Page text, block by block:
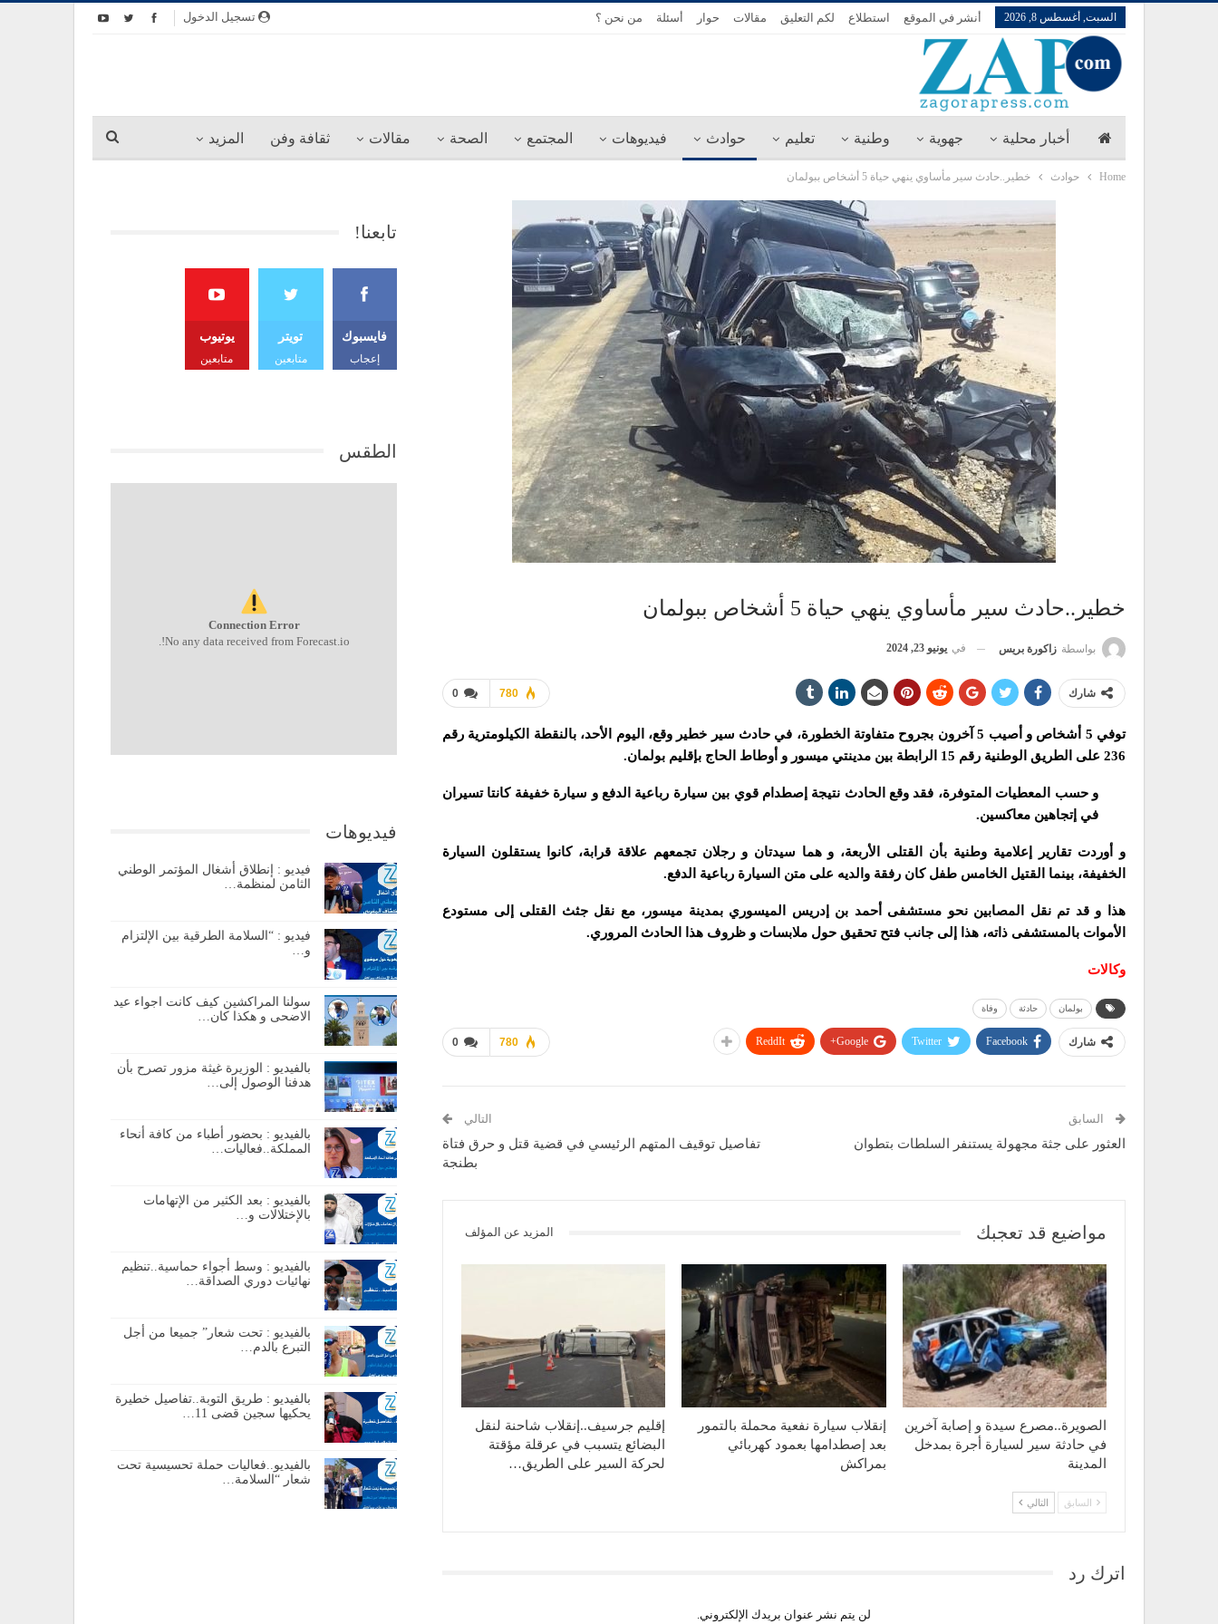
تسجيل الدخول السبت, أغسطس 8, 2026 أنشر في الموقع استطلاع لكم التعليق مقالات حوار أسئلة من نحن ؟
أخبار محلية جهوية وطنية تعليم حوادث فيديوهات المجتمع الصحة مقالات ثقافة وفن المزيد
Home حوادث خطير..حادث سير مأساوي ينهي حياة 5 أشخاص ببولمان
خطير..حادث سير مأساوي ينهي حياة 5 أشخاص ببولمان
بواسطة زاكورة بريس في يونيو 23, 2024
0 780 شارك
توفي 5 أشخاص و أصيب 5 آخرون بجروح متفاوتة الخطورة، في حادث سير خطير وقع، اليوم الأحد، بالنقطة الكيلومترية رقم
236 على الطريق الوطنية رقم 15 الرابطة بين مدينتي ميسور و أوطاط الحاج بإقليم بولمان.
و حسب المعطيات المتوفرة، فقد وقع الحادث نتيجة إصطدام قوي بين سيارة رباعية الدفع و سيارة خفيفة كانتا تسيران
في إتجاهين معاكسين.
و أوردت تقارير إعلامية وطنية بأن القتلى الأربعة، و هما سيدتان و رجلان تجمعهم علاقة قرابة، كانوا يستقلون السيارة
الخفيفة، بينما القتيل الخامس طفل كان رفقة والديه على متن السيارة رباعية الدفع.
هذا و قد تم نقل المصابين نحو مستشفى أحمد بن إدريس الميسوري بمدينة ميسور، مع نقل جثث القتلى إلى مستودع
الأموات بالمستشفى ذاته، هذا إلى جانب فتح تحقيق حول ملابسات و ظروف هذا الحادث المروري.
وكالات
بولمان حادثة وفاة
0 780 شارك Facebook
Twitter
Google+
ReddIt
السابق
العثور على جثة مجهولة يستنفر السلطات بتطوان
التالي
تفاصيل توقيف المتهم الرئيسي في قضية قتل و حرق فتاة
بطنجة
مواضيع قد تعجبك المزيد عن المؤلف
الصويرة..مصرع سيدة و إصابة آخرين
في حادثة سير لسيارة أجرة بمدخل
المدينة
إنقلاب سيارة نفعية محملة بالتمور
بعد إصطدامها بعمود كهربائي
بمراكش
إقليم جرسيف..إنقلاب شاحنة لنقل
البضائع يتسبب في عرقلة مؤقتة
لحركة السير على الطريق…
السابق التالي
اترك رد
لن يتم نشر عنوان بريدك الإلكتروني.
تابعنا!
فايسبوك
إعجاب
تويتر
متابعين
يوتيوب
متابعين
الطقس
Connection Error
No any data received from Forecast.io!.
فيديوهات
فيديو : إنطلاق أشغال المؤتمر الوطني
الثامن لمنظمة…
فيديو : “السلامة الطرقية بين الإلتزام
و…
سولنا المراكشين كيف كانت اجواء عيد
الاضحى و هكذا كان…
بالفيديو : الوزيرة غيثة مزور تصرح بأن
هدفنا الوصول إلى…
بالفيديو : بحضور أطباء من كافة أنحاء
المملكة..فعاليات…
بالفيديو : بعد الكثير من الإتهامات
بالإختلالات و…
بالفيديو : وسط أجواء حماسية..تنظيم
نهائيات دوري الصداقة…
بالفيديو : تحت شعار” جميعا من أجل
التبرع بالدم…
بالفيديو : طريق التوبة..تفاصيل خطيرة
يحكيها سجين قضى 11…
بالفيديو..فعاليات حملة تحسيسية تحت
شعار “السلامة…